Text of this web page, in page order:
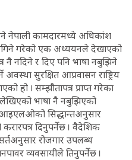
नेपाली कामदारमध्ये अधिकांश
ठगिने गरेको एक अध्ययनले देखाएको
नै नदिने र दिए पनि भाषा नबुझिने
सुरक्षित आप्रवासन राष्ट्रिय
। सम्झौतापत्र प्राप्त गरेका
लेखिएको भाषा नै नबुझिएको
सिद्धान्तअनुसार
दिनुपर्नेछ । वैदेशिक
रोजगार उपलब्ध
व्यवसायीले तिनुपर्नेछ ।